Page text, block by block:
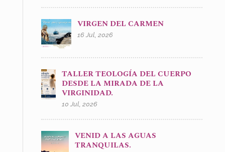
VIRGEN DEL CARMEN
16 Jul, 2026
TALLER TEOLOGÍA DEL CUERPO
DESDE LA MIRADA DE LA
VIRGINIDAD.
10 Jul, 2026
VENID A LAS AGUAS
TRANQUILAS.